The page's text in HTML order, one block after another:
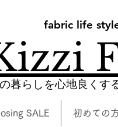
fabric life
暮らしを心地良くす
SALE 初めての